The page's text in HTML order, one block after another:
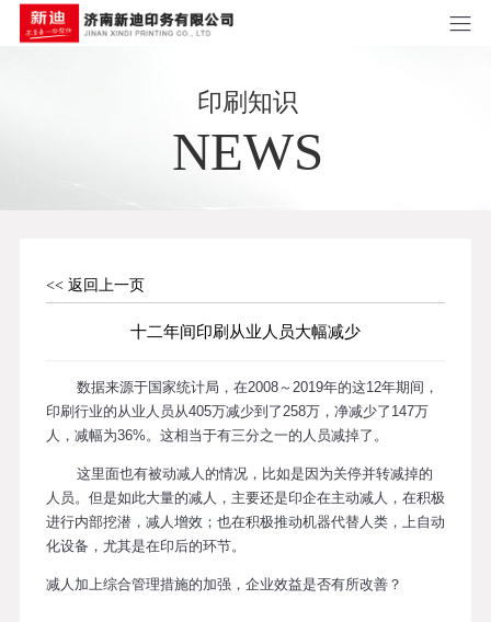
印刷知识
NEWS
<< 返回上一页
十二年间印刷从业人员大幅减少
数据来源于国家统计局，在2008～2019年的这12年期间，
印刷行业的从业人员从405万减少到了258万，净减少了147万
人，减幅为36%。这相当于有三分之一的人员减掉了。
这里面也有被动减人的情况，比如是因为关停并转减掉的
人员。但是如此大量的减人，主要还是印企在主动减人，在积极
进行内部挖潜，减人增效；也在积极推动机器代替人类，上自动
化设备，尤其是在印后的环节。
减人加上综合管理措施的加强，企业效益是否有所改善？